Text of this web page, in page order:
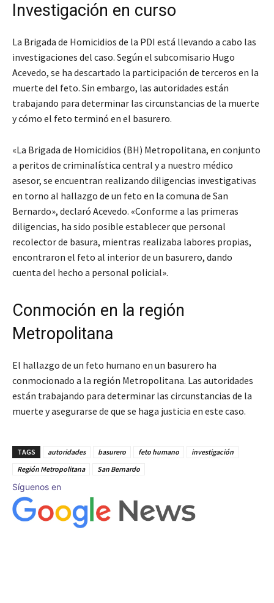
Investigación en curso
La Brigada de Homicidios de la PDI está llevando a cabo las
investigaciones del caso. Según el subcomisario Hugo
Acevedo, se ha descartado la participación de terceros en la
muerte del feto. Sin embargo, las autoridades están
trabajando para determinar las circunstancias de la muerte
y cómo el feto terminó en el basurero.
«La Brigada de Homicidios (BH) Metropolitana, en conjunto
a peritos de criminalística central y a nuestro médico
asesor, se encuentran realizando diligencias investigativas
en torno al hallazgo de un feto en la comuna de San
Bernardo», declaró Acevedo. «Conforme a las primeras
diligencias, ha sido posible establecer que personal
recolector de basura, mientras realizaba labores propias,
encontraron el feto al interior de un basurero, dando
cuenta del hecho a personal policial».
Conmoción en la región
Metropolitana
El hallazgo de un feto humano en un basurero ha
conmocionado a la región Metropolitana. Las autoridades
están trabajando para determinar las circunstancias de la
muerte y asegurarse de que se haga justicia en este caso.
TAGS autoridades basurero feto humano
investigación
Región Metropolitana
San Bernardo
Síguenos en